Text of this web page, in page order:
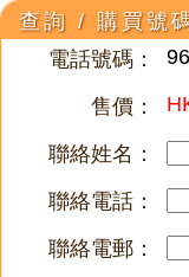
查詢 / 購買號
電話號碼：
售價：
聯絡姓名：
聯絡電話：
聯絡電郵：